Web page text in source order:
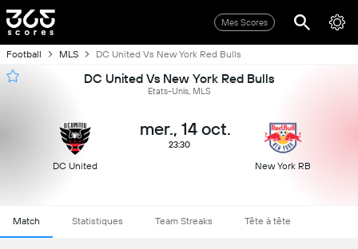
Mes Scores
Football MLS DC United Vs New York Red Bulls
DC United Vs New York Red Bulls
Etats-Unis, MLS
DC United
mer., 14 oct.
23:30
New York RB
Match Statistiques Team Streaks Tête à tête